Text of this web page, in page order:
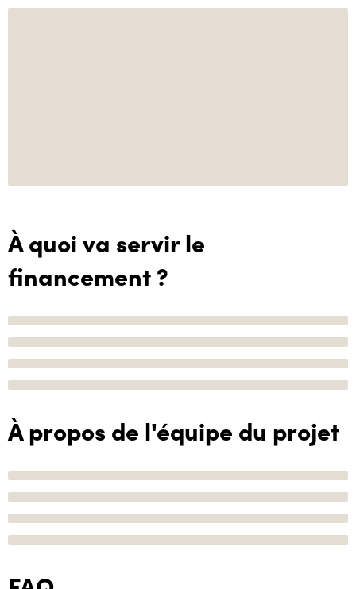
À quoi va servir le
financement ?
À propos de l'équipe du projet